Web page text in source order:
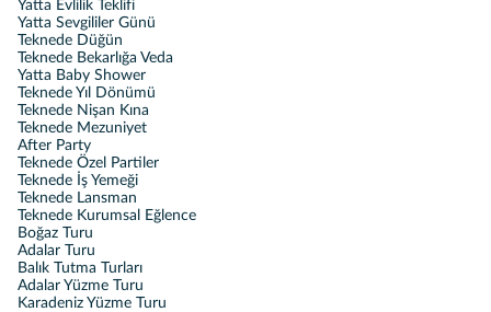
Yatta Evlilik Teklifi
Yatta Sevgililer Günü
Teknede Düğün
Teknede Bekarlığa Veda
Yatta Baby Shower
Teknede Yıl Dönümü
Teknede Nişan Kına
Teknede Mezuniyet
After Party
Teknede Özel Partiler
Teknede İş Yemeği
Teknede Lansman
Teknede Kurumsal Eğlence
Boğaz Turu
Adalar Turu
Balık Tutma Turları
Adalar Yüzme Turu
Karadeniz Yüzme Turu